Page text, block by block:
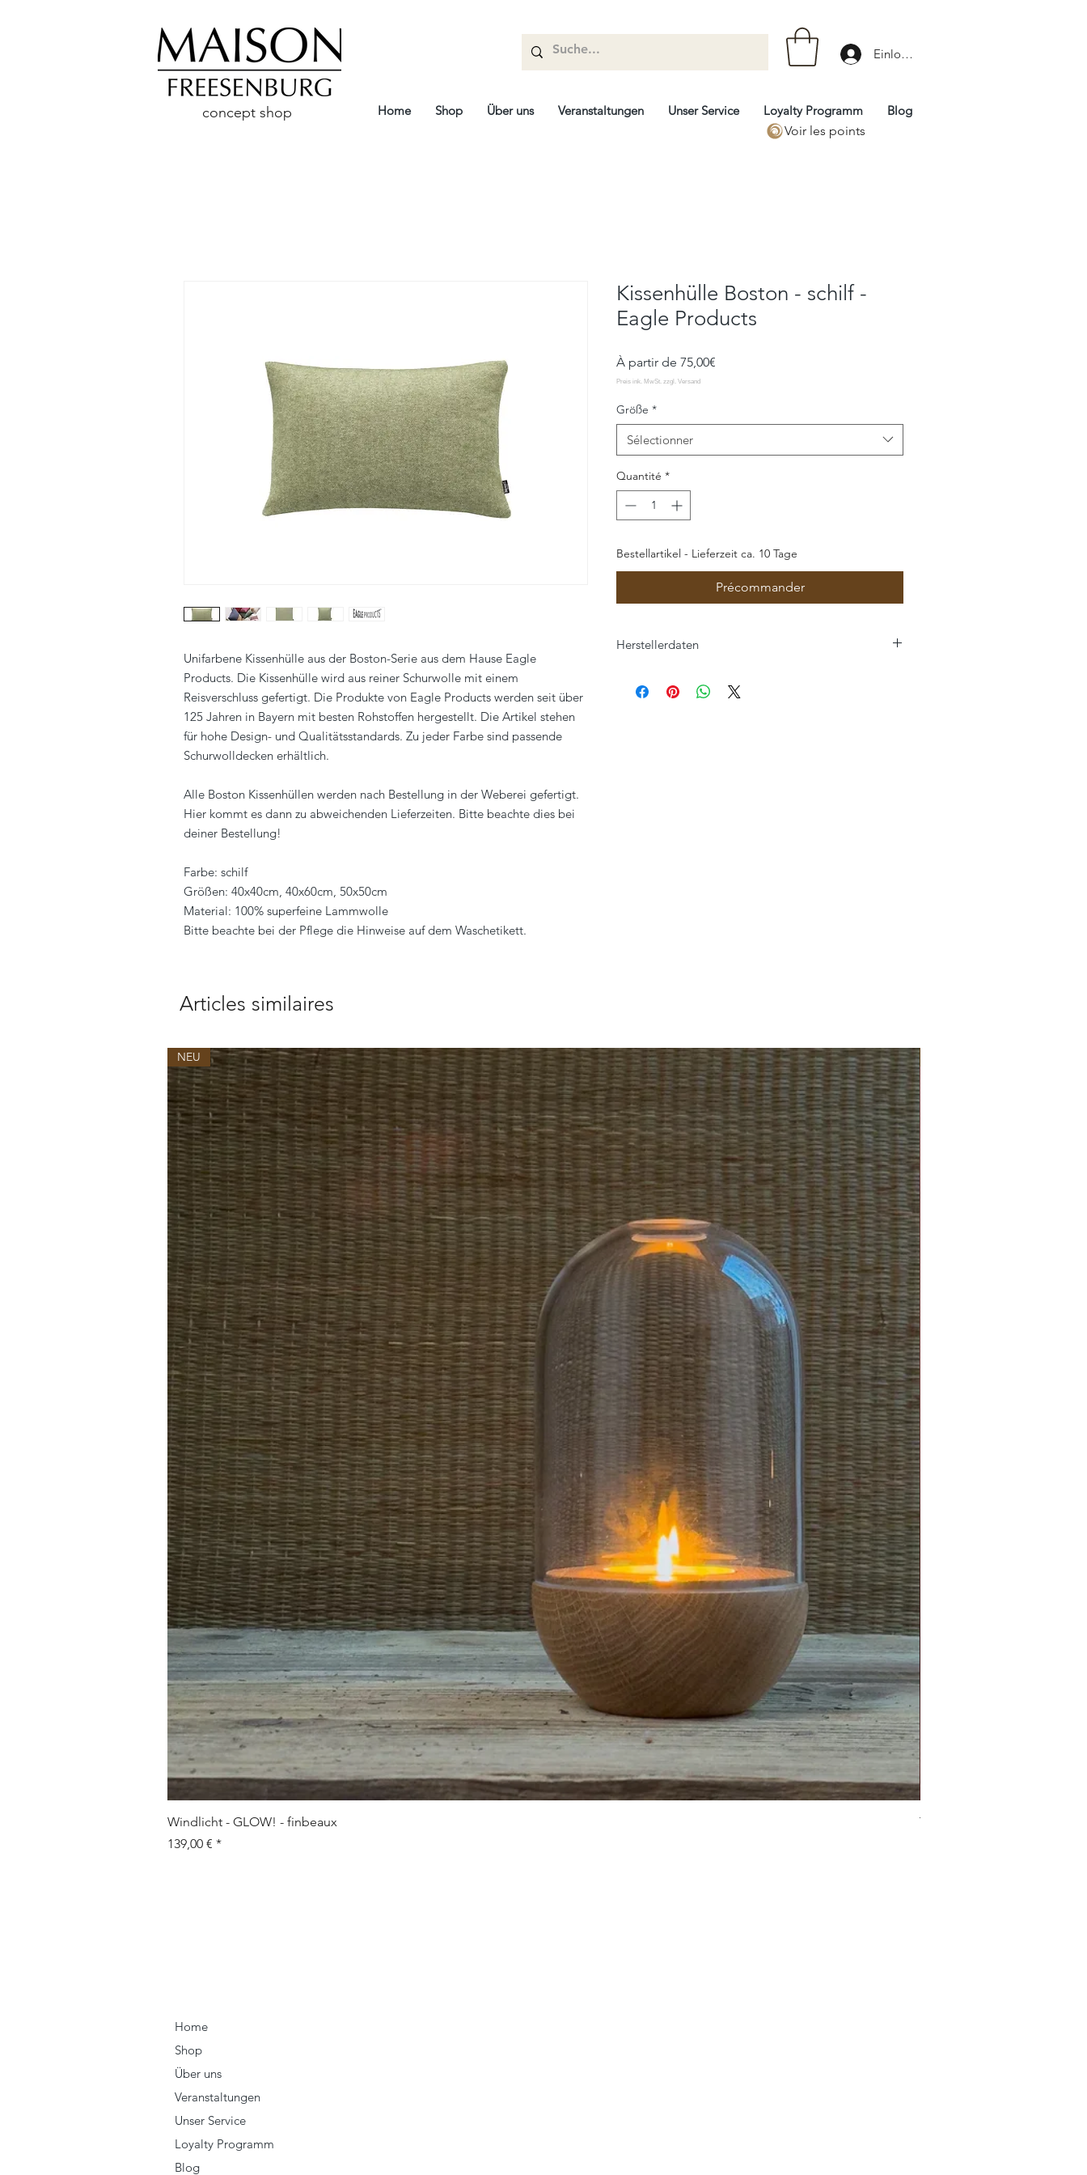
concept shop
Einloggen
Home Shop Über uns Veranstaltungen Unser Service Loyalty Programm
Blog
Voir les points
Unifarbene Kissenhülle aus der Boston-Serie aus dem Hause Eagle
Products. Die Kissenhülle wird aus reiner Schurwolle mit einem
Reisverschluss gefertigt. Die Produkte von Eagle Products werden seit über
125 Jahren in Bayern mit besten Rohstoffen hergestellt. Die Artikel stehen
für hohe Design- und Qualitätsstandards. Zu jeder Farbe sind passende
Schurwolldecken erhältlich.
Alle Boston Kissenhüllen werden nach Bestellung in der Weberei gefertigt.
Hier kommt es dann zu abweichenden Lieferzeiten. Bitte beachte dies bei
deiner Bestellung!
Farbe: schilf
Größen: 40x40cm, 40x60cm, 50x50cm
Material: 100% superfeine Lammwolle
Bitte beachte bei der Pflege die Hinweise auf dem Waschetikett.
Kissenhülle Boston - schilf -
Eagle Products
À partir de 75,00€
Größe *
Sélectionner
Quantité *
Bestellartikel - Lieferzeit ca. 10 Tage
Précommander
Herstellerdaten
Orleansstraße 16
Articles similaires
NEU
Windlicht - GLOW! - finbeaux
Prix
139,00 €
Topf/Vase - GRAFFIO M -
Home
Shop
Über uns
Veranstaltungen
Unser Service
Loyalty Programm
Blog